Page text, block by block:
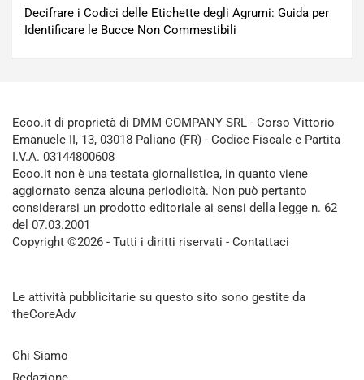
Decifrare i Codici delle Etichette degli Agrumi: Guida per
Identificare le Bucce Non Commestibili
Ecoo.it di proprietà di DMM COMPANY SRL - Corso Vittorio
Emanuele II, 13, 03018 Paliano (FR) - Codice Fiscale e Partita
I.V.A. 03144800608
Ecoo.it non è una testata giornalistica, in quanto viene
aggiornato senza alcuna periodicità. Non può pertanto
considerarsi un prodotto editoriale ai sensi della legge n. 62
del 07.03.2001
Copyright ©2026 - Tutti i diritti riservati - Contattaci
Le attività pubblicitarie su questo sito sono gestite da
theCoreAdv
Chi Siamo